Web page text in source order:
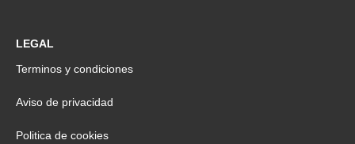
LEGAL
Terminos y condiciones
Aviso de privacidad
Politica de cookies